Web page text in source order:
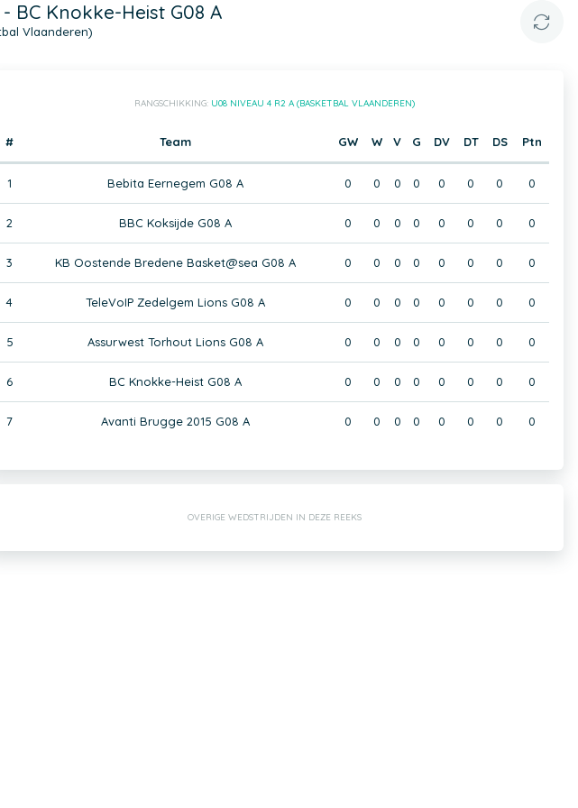
BC Knokke-Heist G08 A
Vlaanderen)
RANGSCHIKKING: U08 NIVEAU 4 R2 A (BASKETBAL VLAANDEREN)
# Team GW W V G DV DT DS Ptn
1 Bebita Eernegem G08 A 0 0 0 0 0 0 0 0
2 BBC Koksijde G08 A 0 0 0 0 0 0 0 0
3 KB Oostende Bredene Basket@sea G08 A 0 0 0 0 0 0 0 0
4 TeleVoIP Zedelgem Lions G08 A 0 0 0 0 0 0 0 0
5 Assurwest Torhout Lions G08 A 0 0 0 0 0 0 0 0
6 BC Knokke-Heist G08 A 0 0 0 0 0 0 0 0
7 Avanti Brugge 2015 G08 A 0 0 0 0 0 0 0 0
OVERIGE WEDSTRIJDEN IN DEZE REEKS